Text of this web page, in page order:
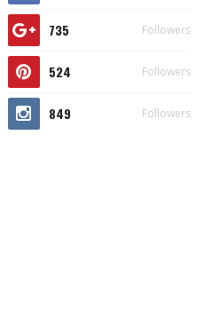
735 Followers
524 Followers
849 Followers